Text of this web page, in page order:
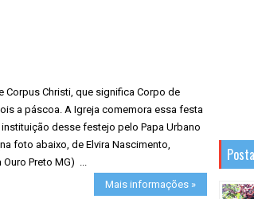
Corpus Christi, que significa Corpo de
a páscoa. A Igreja comemora essa festa
desse festejo pelo Papa Urbano
foto abaixo, de Elvira Nascimento,
Preto MG) ...
Mais informações »